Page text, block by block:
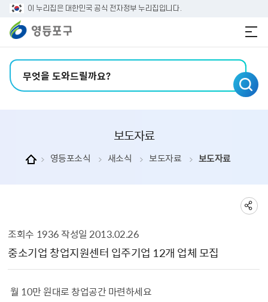
본문 바로가기
주메뉴 바로가기
이 누리집은 대한민국 공식 전자정부 누리집입니다.
보도자료
영등포소식 새소식 보도자료 보도자료
조회수 1936 작성일 2013.02.26
중소기업 창업지원센터 입주기업 12개 업체 모집
월 10만 원대로 창업공간 마련하세요